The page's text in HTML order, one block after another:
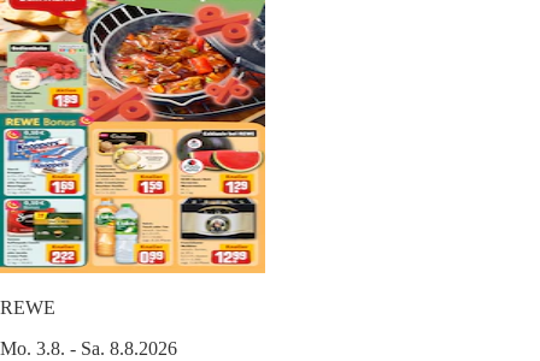
REWE
Mo. 3.8. - Sa. 8.8.2026